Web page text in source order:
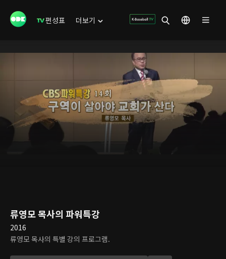
편성표 더보기
류영모 목사의 파워특강
2016
류영모 목사의 특별 강의 프로그램.